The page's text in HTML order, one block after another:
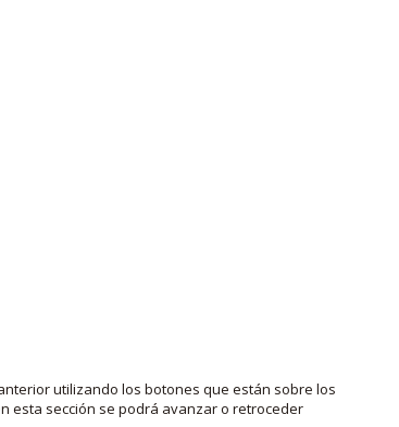
utilizando los botones que están sobre los
esta sección se podrá avanzar o retroceder